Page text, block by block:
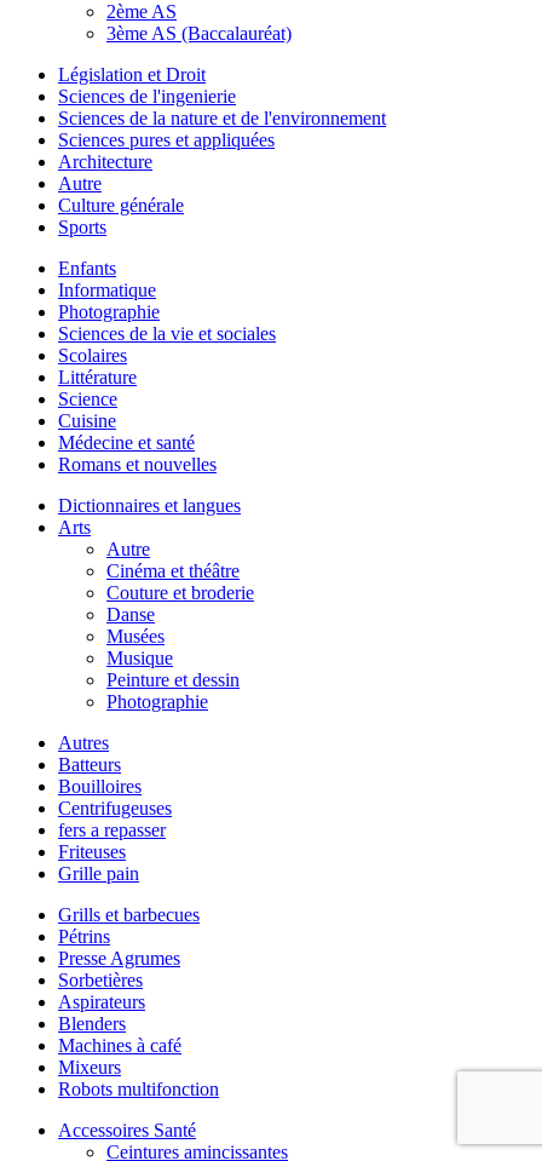
2ème AS
3ème AS (Baccalauréat)
Législation et Droit
Sciences de l'ingenierie
Sciences de la nature et de l'environnement
Sciences pures et appliquées
Architecture
Autre
Culture générale
Sports
Enfants
Informatique
Photographie
Sciences de la vie et sociales
Scolaires
Littérature
Science
Cuisine
Médecine et santé
Romans et nouvelles
Dictionnaires et langues
Arts
Autre
Cinéma et théâtre
Couture et broderie
Danse
Musées
Musique
Peinture et dessin
Photographie
Autres
Batteurs
Bouilloires
Centrifugeuses
fers a repasser
Friteuses
Grille pain
Grills et barbecues
Pétrins
Presse Agrumes
Sorbetières
Aspirateurs
Blenders
Machines à café
Mixeurs
Robots multifonction
Accessoires Santé
Ceintures amincissantes